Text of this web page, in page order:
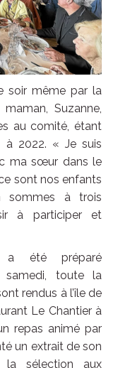
soir même par la
Suzanne,
au comité, étant
à 2022. « Je suis
ma sœur dans le
sont nos enfants
sommes à trois
à participer et
a été préparé
samedi, toute la
rendus à l’île de
Le Chantier à
repas animé par
un extrait de son
la sélection aux